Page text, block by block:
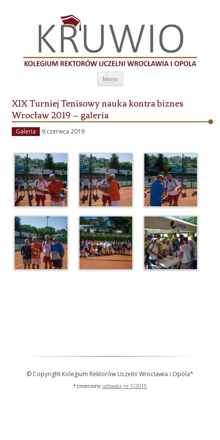
Kolegium Rektorów Uczelni Wrocławia i
Opola
Menu Przeskocz do treści
XIX Turniej Tenisowy nauka kontra biznes
Wrocław 2019 – galeria
Galeria 9 czerwca 2019
© Copyright Kolegium Rektorów Uczelni Wrocławia i Opola*
*zmieniono uchwałą nr 1/2015